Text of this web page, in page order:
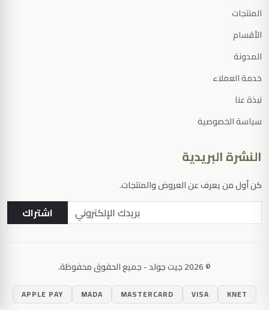
المنتجات
الأقسام
المدونة
خدمة العملاء
نبذة عنا
سياسة الخصوصية
النشرة البريدية
كن أول من يعرف عن العروض والمنتجات.
اشتراك
© 2026 جيت جولد - جميع الحقوق محفوظة.
KNET
VISA
MASTERCARD
MADA
APPLE PAY اضغط Enter للبحث